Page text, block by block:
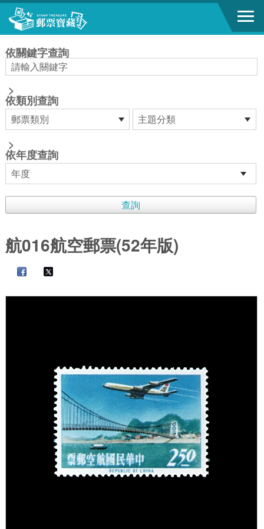
跳到主要內容區塊
依關鍵字查詢
>
依類別查詢
>
依年度查詢
航016航空郵票(52年版)